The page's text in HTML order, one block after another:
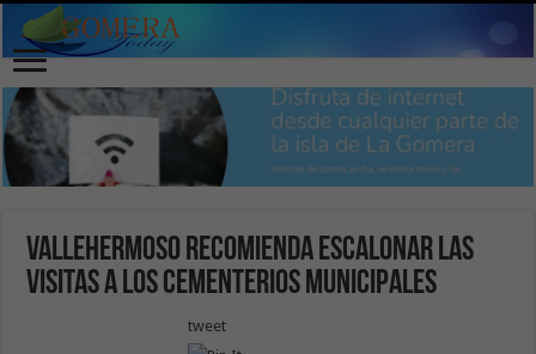
Vallehermoso recomienda escalonar las
visitas a los cementerios municipales
tweet